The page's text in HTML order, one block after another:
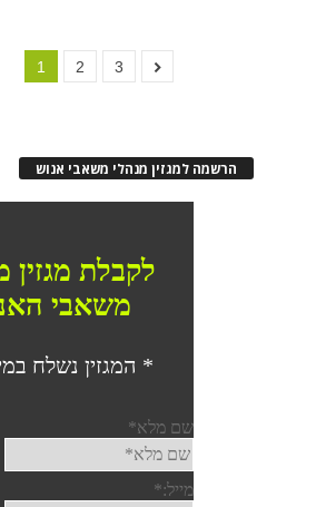
1 2 3
הרשמה למגזין מנהלי משאבי אנוש